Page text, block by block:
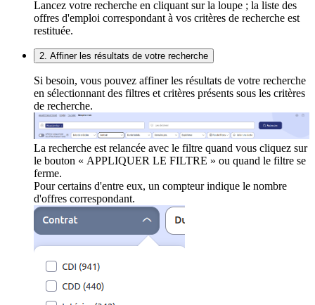
Lancez votre recherche en cliquant sur la loupe ; la liste des
offres d'emploi correspondant à vos critères de recherche est
restituée.
2. Affiner les résultats de votre recherche
Si besoin, vous pouvez affiner les résultats de votre recherche
en sélectionnant des filtres et critères présents sous les critères
de recherche.
La recherche est relancée avec le filtre quand vous cliquez sur
le bouton « APPLIQUER LE FILTRE » ou quand le filtre se
ferme.
Pour certains d'entre eux, un compteur indique le nombre
d'offres correspondant.